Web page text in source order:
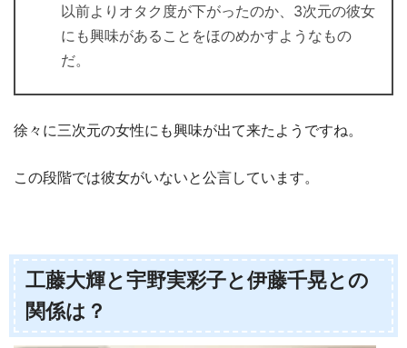
以前よりオタク度が下がったのか、3次元の彼女
にも興味があることをほのめかすようなもの
だ。
徐々に三次元の女性にも興味が出て来たようですね。
この段階では彼女がいないと公言しています。
工藤大輝と宇野実彩子と伊藤千晃との
関係は？